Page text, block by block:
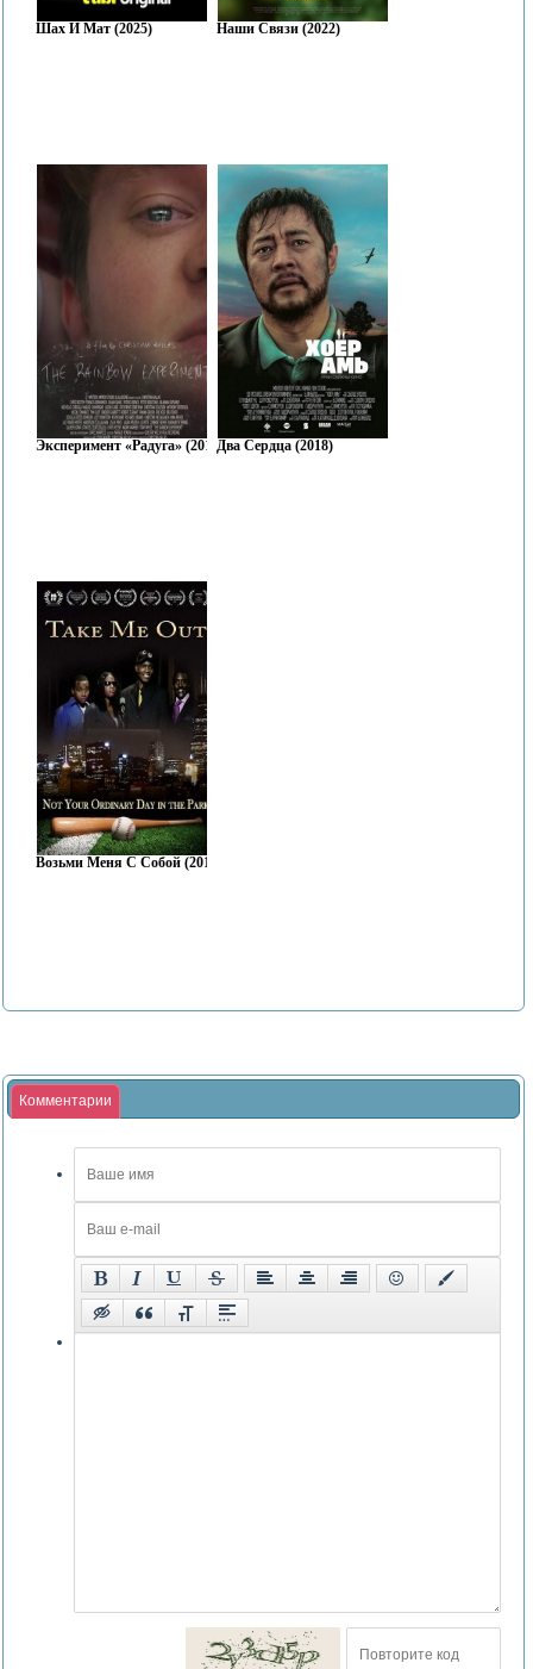
Шах И Мат (2025) Наши Связи (2022)
Эксперимент «Радуга» (2018)Два Сердца (2018)
Возьми Меня С Собой (2018)
Комментарии